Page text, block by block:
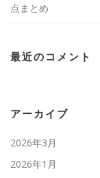
点まとめ
最近のコメント
アーカイブ
2026年3月
2026年1月